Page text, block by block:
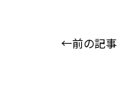
←前の記事